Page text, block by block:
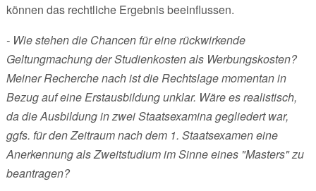
können das rechtliche Ergebnis beeinflussen.
- Wie stehen die Chancen für eine rückwirkende
Geltungmachung der Studienkosten als Werbungskosten?
Meiner Recherche nach ist die Rechtslage momentan in
Bezug auf eine Erstausbildung unklar. Wäre es realistisch,
da die Ausbildung in zwei Staatsexamina gegliedert war,
ggfs. für den Zeitraum nach dem 1. Staatsexamen eine
Anerkennung als Zweitstudium im Sinne eines "Masters" zu
beantragen?